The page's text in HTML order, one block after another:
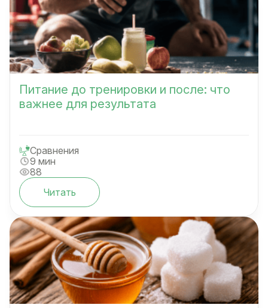
Питание до тренировки и после: что
важнее для результата
Сравнения
9 мин
88
Читать